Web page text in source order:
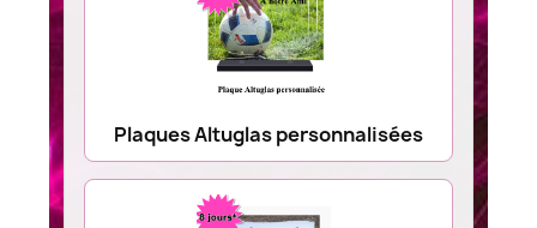
Plaques Altuglas personnalisées